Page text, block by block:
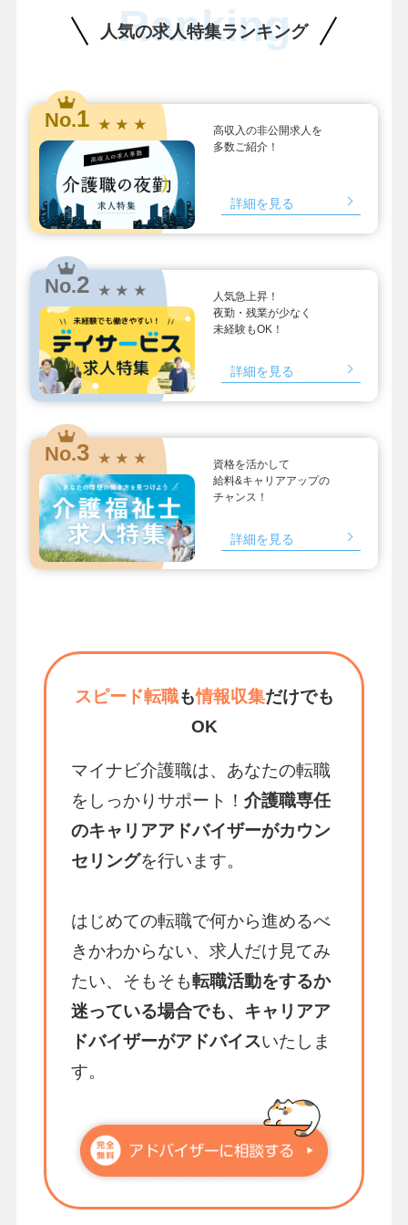
人気の求人特集ランキング
Ranking
No.1 ★ ★ ★
高収入の非公開求人を
多数ご紹介！
詳細を見る
No.2 ★ ★ ★
人気急上昇！
夜勤・残業が少なく
未経験もOK！
詳細を見る
No.3 ★ ★ ★
資格を活かして
給料&キャリアアップの
チャンス！
詳細を見る
スピード転職も情報収集だけでも
OK
マイナビ介護職は、あなたの転職
をしっかりサポート！ 介護職専任
のキャリアアドバイザーがカウン
セリングを行います。
はじめての転職で何から進めるべ
きかわからない、求人だけ見てみ
たい、そもそも転職活動をするか
迷っている場合でも、キャリアア
ドバイザーがアドバイスいたしま
す。